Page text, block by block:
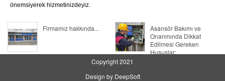
önemsiyerek hizmetinizdeyiz.
Firmamız hakkında...
Asansör Bakımı ve
Onarımında Dikkat
Edilmesi Gereken
Hususlar;
Copyright 2021
Design by DeepSoft